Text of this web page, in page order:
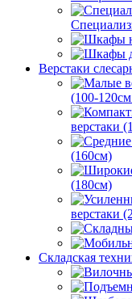
Верстаки
(100-
верстаки
(160см)
(180см)
верстаки
Складская